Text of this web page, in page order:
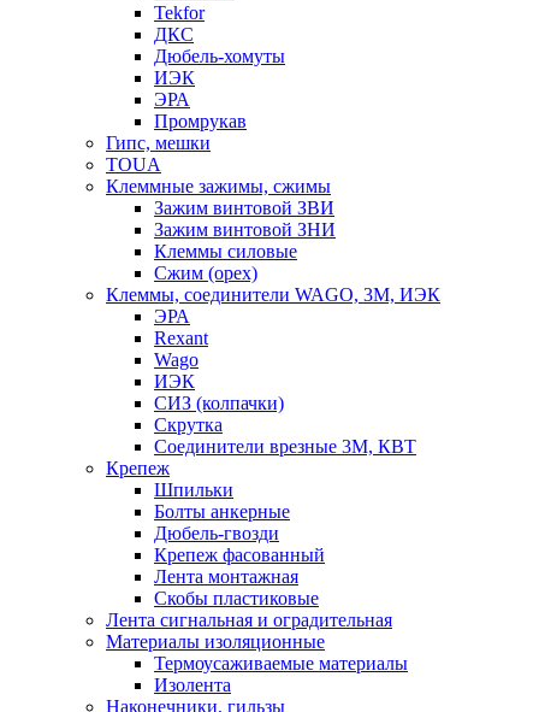
Tekfor
ДКС
Дюбель-хомуты
ИЭК
ЭРА
Промрукав
Гипс, мешки
TOUA
Клеммные зажимы, сжимы
Зажим винтовой ЗВИ
Зажим винтовой ЗНИ
Клеммы силовые
Сжим (орех)
Клеммы, соединители WAGO, 3M, ИЭК
ЭРА
Rexant
Wago
ИЭК
СИЗ (колпачки)
Скрутка
Соединители врезные 3M, КВТ
Крепеж
Шпильки
Болты анкерные
Дюбель-гвозди
Крепеж фасованный
Лента монтажная
Скобы пластиковые
Лента сигнальная и оградительная
Материалы изоляционные
Термоусаживаемые матeриалы
Изолента
Наконечники, гильзы